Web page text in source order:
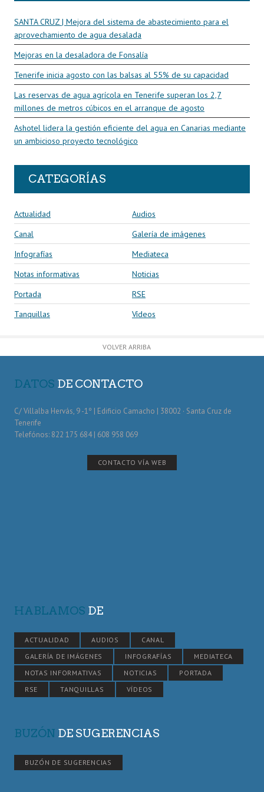
SANTA CRUZ | Mejora del sistema de abastecimiento para el
aprovechamiento de agua desalada
Mejoras en la desaladora de Fonsalía
Tenerife inicia agosto con las balsas al 55% de su capacidad
Las reservas de agua agrícola en Tenerife superan los 2,7
millones de metros cúbicos en el arranque de agosto
Ashotel lidera la gestión eficiente del agua en Canarias mediante
un ambicioso proyecto tecnológico
CATEGORÍAS
Actualidad
Audios
Canal
Galería de imágenes
Infografías
Mediateca
Notas informativas
Noticias
Portada
RSE
Tanquillas
Vídeos
VOLVER ARRIBA
DATOS DE CONTACTO
C/ Villalba Hervás, 9 -1º | Edificio Camacho | 38002 · Santa Cruz de
Tenerife
Telefónos: 822 175 684 | 608 958 069
CONTACTO VÍA WEB
HABLAMOS DE
ACTUALIDAD AUDIOS
CANAL
GALERÍA DE IMÁGENES
INFOGRAFÍAS
MEDIATECA
NOTAS INFORMATIVAS
NOTICIAS
PORTADA
RSE
TANQUILLAS VÍDEOS
BUZÓN DE SUGERENCIAS
BUZÓN DE SUGERENCIAS